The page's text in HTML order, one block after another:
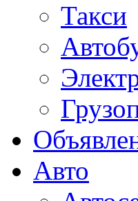
Такси
Авто